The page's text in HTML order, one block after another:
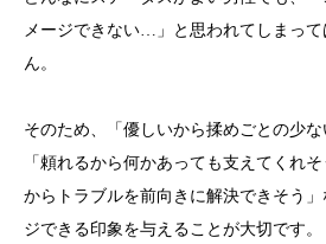
メージできない…」と思われてしまっ
ん。
そのため、「優しいから揉めごとの少な
「頼れるから何かあっても支えてくれ
からトラブルを前向きに解決できそう
ジできる印象を与えることが大切です。